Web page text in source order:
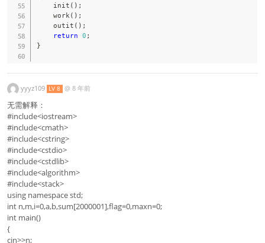
init ( ) ;
work ( ) ;
outit ( ) ;
return 0 ;
}
yyyz109 LV 8 @ 8 年前
无需解释：
#include<iostream>
#include<cmath>
#include<cstring>
#include<cstdio>
#include<cstdlib>
#include<algorithm>
#include<stack>
using namespace std;
int n,m,i=0,a,b,sum[2000001],flag=0,maxn=0;
int main()
{
cin>>n;